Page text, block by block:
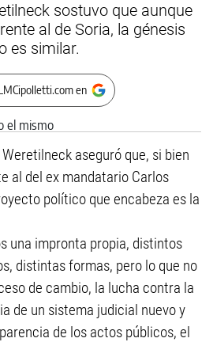
sostuvo que aunque
al de Soria, la génesis
es similar.
en
aseguró que, si bien
al del ex mandatario Carlos
político que encabeza es la
una impronta propia, distintos
distintas formas, pero lo que no
de cambio, la lucha contra la
de un sistema judicial nuevo y
de los actos públicos, el